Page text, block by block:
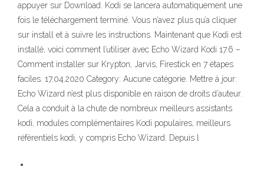
appuyer sur Download. Kodi se lancera automatiquement une
fois le téléchargement terminé. Vous n’avez plus qu’a cliquer
sur install et à suivre les instructions. Maintenant que Kodi est
installé, voici comment l’utiliser avec Echo Wizard Kodi 17.6 –
Comment installer sur Krypton, Jarvis, Firestick en 7 étapes
faciles. 17.04.2020 Category: Aucune catégorie. Mettre à jour:
Echo Wizard n’est plus disponible en raison de droits d’auteur.
Cela a conduit à la chute de nombreux meilleurs assistants
kodi, modules complémentaires Kodi populaires, meilleurs
référentiels kodi, y compris Echo Wizard. Depuis l